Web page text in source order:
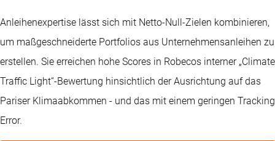
Anleihenexpertise lässt sich mit Netto-Null-Zielen kombinieren,
um maßgeschneiderte Portfolios aus Unternehmensanleihen zu
erstellen. Sie erreichen hohe Scores in Robecos interner „Climate
Traffic Light“-Bewertung hinsichtlich der Ausrichtung auf das
Pariser Klimaabkommen - und das mit einem geringen Tracking
Error.